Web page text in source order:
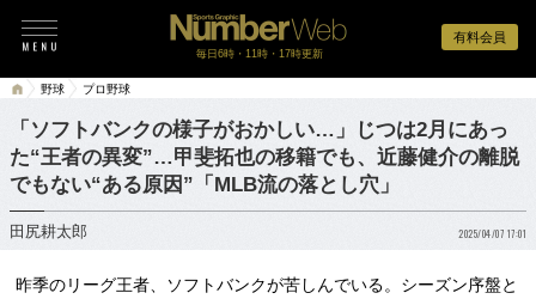
有料会員
毎日6時・11時・17時更新
野球 プロ野球
「ソフトバンクの様子がおかしい…」じつは2月にあっ
た“王者の異変”…甲斐拓也の移籍でも、近藤健介の離脱
でもない“ある原因”「MLB流の落とし穴」
田尻耕太郎 2025/04/07 17:01
昨季のリーグ王者、ソフトバンクが苦しんでいる。シーズン序盤と